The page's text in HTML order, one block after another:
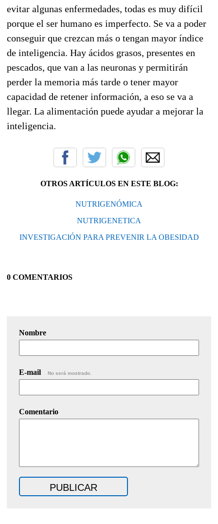
evitar algunas enfermedades, todas es muy difícil
porque el ser humano es imperfecto. Se va a poder
conseguir que crezcan más o tengan mayor índice
de inteligencia. Hay ácidos grasos, presentes en
pescados, que van a las neuronas y permitirán
perder la memoria más tarde o tener mayor
capacidad de retener información, a eso se va a
llegar. La alimentación puede ayudar a mejorar la
inteligencia.
OTROS ARTÍCULOS EN ESTE BLOG:
NUTRIGENÓMICA
NUTRIGENETICA
INVESTIGACIÓN PARA PREVENIR LA OBESIDAD
0 COMENTARIOS
Nombre
E-mail No será mostrado.
Comentario